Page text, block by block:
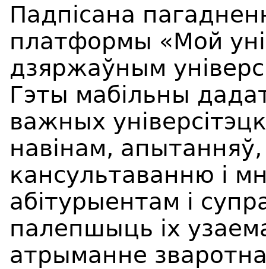
Падпісана
платформы «Мой
дзяржаўным
Гэты мабільны
важных
навінам,
кансультаванню і
абітурыентам і
палепшыць іх
атрыманне